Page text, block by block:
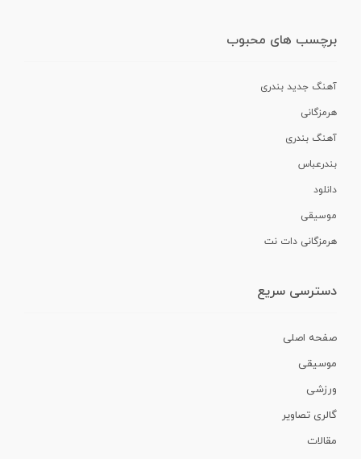
برچسب های محبوب
آهنگ جدید بندری
هرمزگانی
آهنگ بندری
بندرعباس
دانلود
موسیقی
هرمزگانی دات نت
دسترسی سریع
صفحه اصلی
موسیقی
ورزشی
گالری تصاویر
مقالات